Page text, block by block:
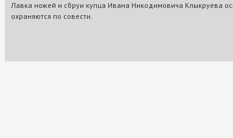
Лавка ножей и сбруи купца Ивана Никодимовича Клыкруева
охраняются по совести.